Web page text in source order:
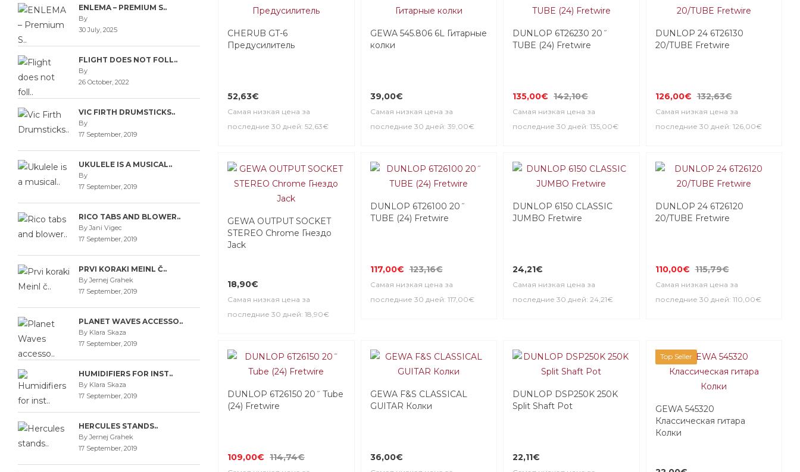
ENLEMA – PREMIUM S..
By
30 July, 2025
FLIGHT DOES NOT FOLL..
By
26 October, 2022
VIC FIRTH DRUMSTICKS..
By
17 September, 2019
UKULELE IS A MUSICAL..
By
17 September, 2019
RICO TABS AND BLOWER..
By Jani Vigec
17 September, 2019
PRVI KORAKI MEINL Č..
By Jernej Grahek
17 September, 2019
PLANET WAVES ACCESSO..
By Klara Skaza
17 September, 2019
HUMIDIFIERS FOR INST..
By Klara Skaza
17 September, 2019
HERCULES STANDS..
By Jernej Grahek
17 September, 2019
CHERUB GT-6
Предусилитель
52,63€
Самая низкая цена за
последние 30 дней: 52,63€
GEWA 545.806 6L Гитарные
колки
39,00€
Самая низкая цена за
последние 30 дней: 39,00€
DUNLOP 6T26230 20˝
TUBE (24) Fretwire
135,00€ 142,10€
Самая низкая цена за
последние 30 дней: 135,00€
DUNLOP 24 6T26130
20/TUBE Fretwire
126,00€ 132,63€
Самая низкая цена за
последние 30 дней: 126,00€
GEWA OUTPUT SOCKET
STEREO Chrome Гнездо
Jack
18,90€
Самая низкая цена за
последние 30 дней: 18,90€
DUNLOP 6T26100 20˝
TUBE (24) Fretwire
117,00€ 123,16€
Самая низкая цена за
последние 30 дней: 117,00€
DUNLOP 6150 CLASSIC
JUMBO Fretwire
24,21€
Самая низкая цена за
последние 30 дней: 24,21€
DUNLOP 24 6T26120
20/TUBE Fretwire
110,00€ 115,79€
Самая низкая цена за
последние 30 дней: 110,00€
DUNLOP 6T26150 20˝ Tube
(24) Fretwire
109,00€ 114,74€
GEWA F&S CLASSICAL
GUITAR Колки
36,00€
DUNLOP DSP250K 250K
Split Shaft Pot
22,11€
Top Seller
GEWA 545320
Классическая гитара
Колки